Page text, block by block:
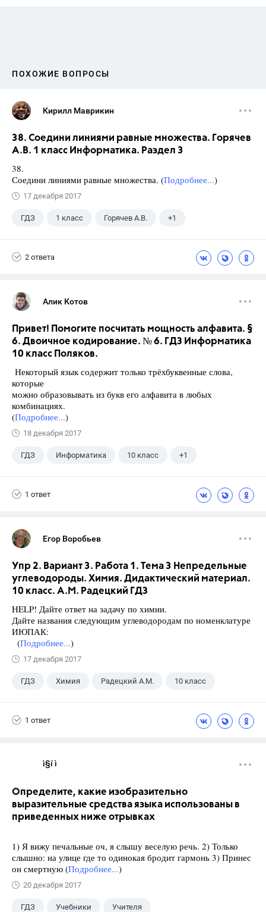
ПОХОЖИЕ ВОПРОСЫ
Кирилл Маврикин
38. Соедини линиями равные множества. Горячев
А.В. 1 класс Информатика. Раздел 3
38.
Соедини линиями равные множества. (Подробнее...)
17 декабря 2017
ГДЗ 1 класс Горячев А.В. +1
2 ответа
Алик Котов
Привет! Помогите посчитать мощность алфавита. §
6. Двоичное кодирование. № 6. ГДЗ Информатика
10 класс Поляков.
Некоторый язык содержит только трёхбуквенные слова,
которые
можно образовывать из букв его алфавита в любых
комбинациях.
(Подробнее...)
18 декабря 2017
ГДЗ Информатика 10 класс +1
1 ответ
Егор Воробьев
Упр 2. Вариант 3. Работа 1. Тема 3 Непредельные
углеводороды. Химия. Дидактический материал.
10 класс. А.М. Радецкий ГДЗ
HELP! Дайте ответ на задачу по химии.
Дайте названия следующим углеводородам по номенклатуре
ИЮПАК:
(Подробнее...)
17 декабря 2017
ГДЗ Химия Радецкий А.М. 10 класс
1 ответ
ì§í ì 
Определите, какие изобразительно
выразительные средства языка использованы в
приведенных ниже отрывках
1) Я вижу печальные оч, я слышу веселую речь. 2) Только
слышно: на улице где то одинокая бродит гармонь 3) Принес
он смертную (Подробнее...)
20 декабря 2017
ГДЗ Учебники Учителя